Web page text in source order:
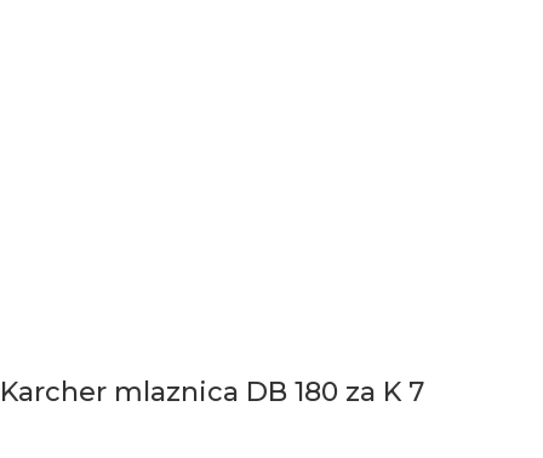
Karcher mlaznica DB 180 za K 7